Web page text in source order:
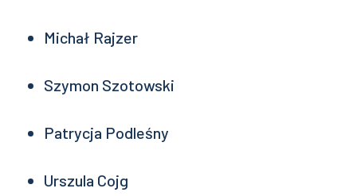
Michał Rajzer
Szymon Szotowski
Patrycja Podleśny
Urszula Cojg